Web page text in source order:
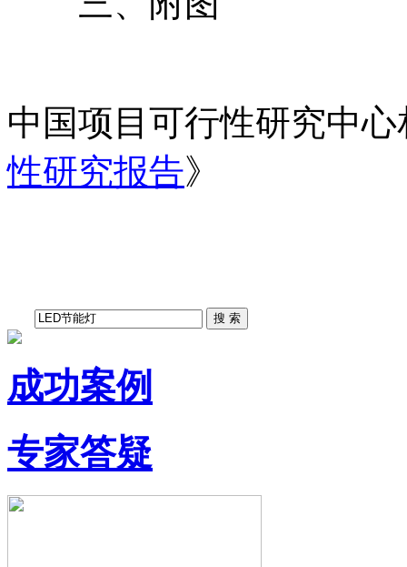
中国项目可行性研究中
性研究报告》
成功案例
专家答疑